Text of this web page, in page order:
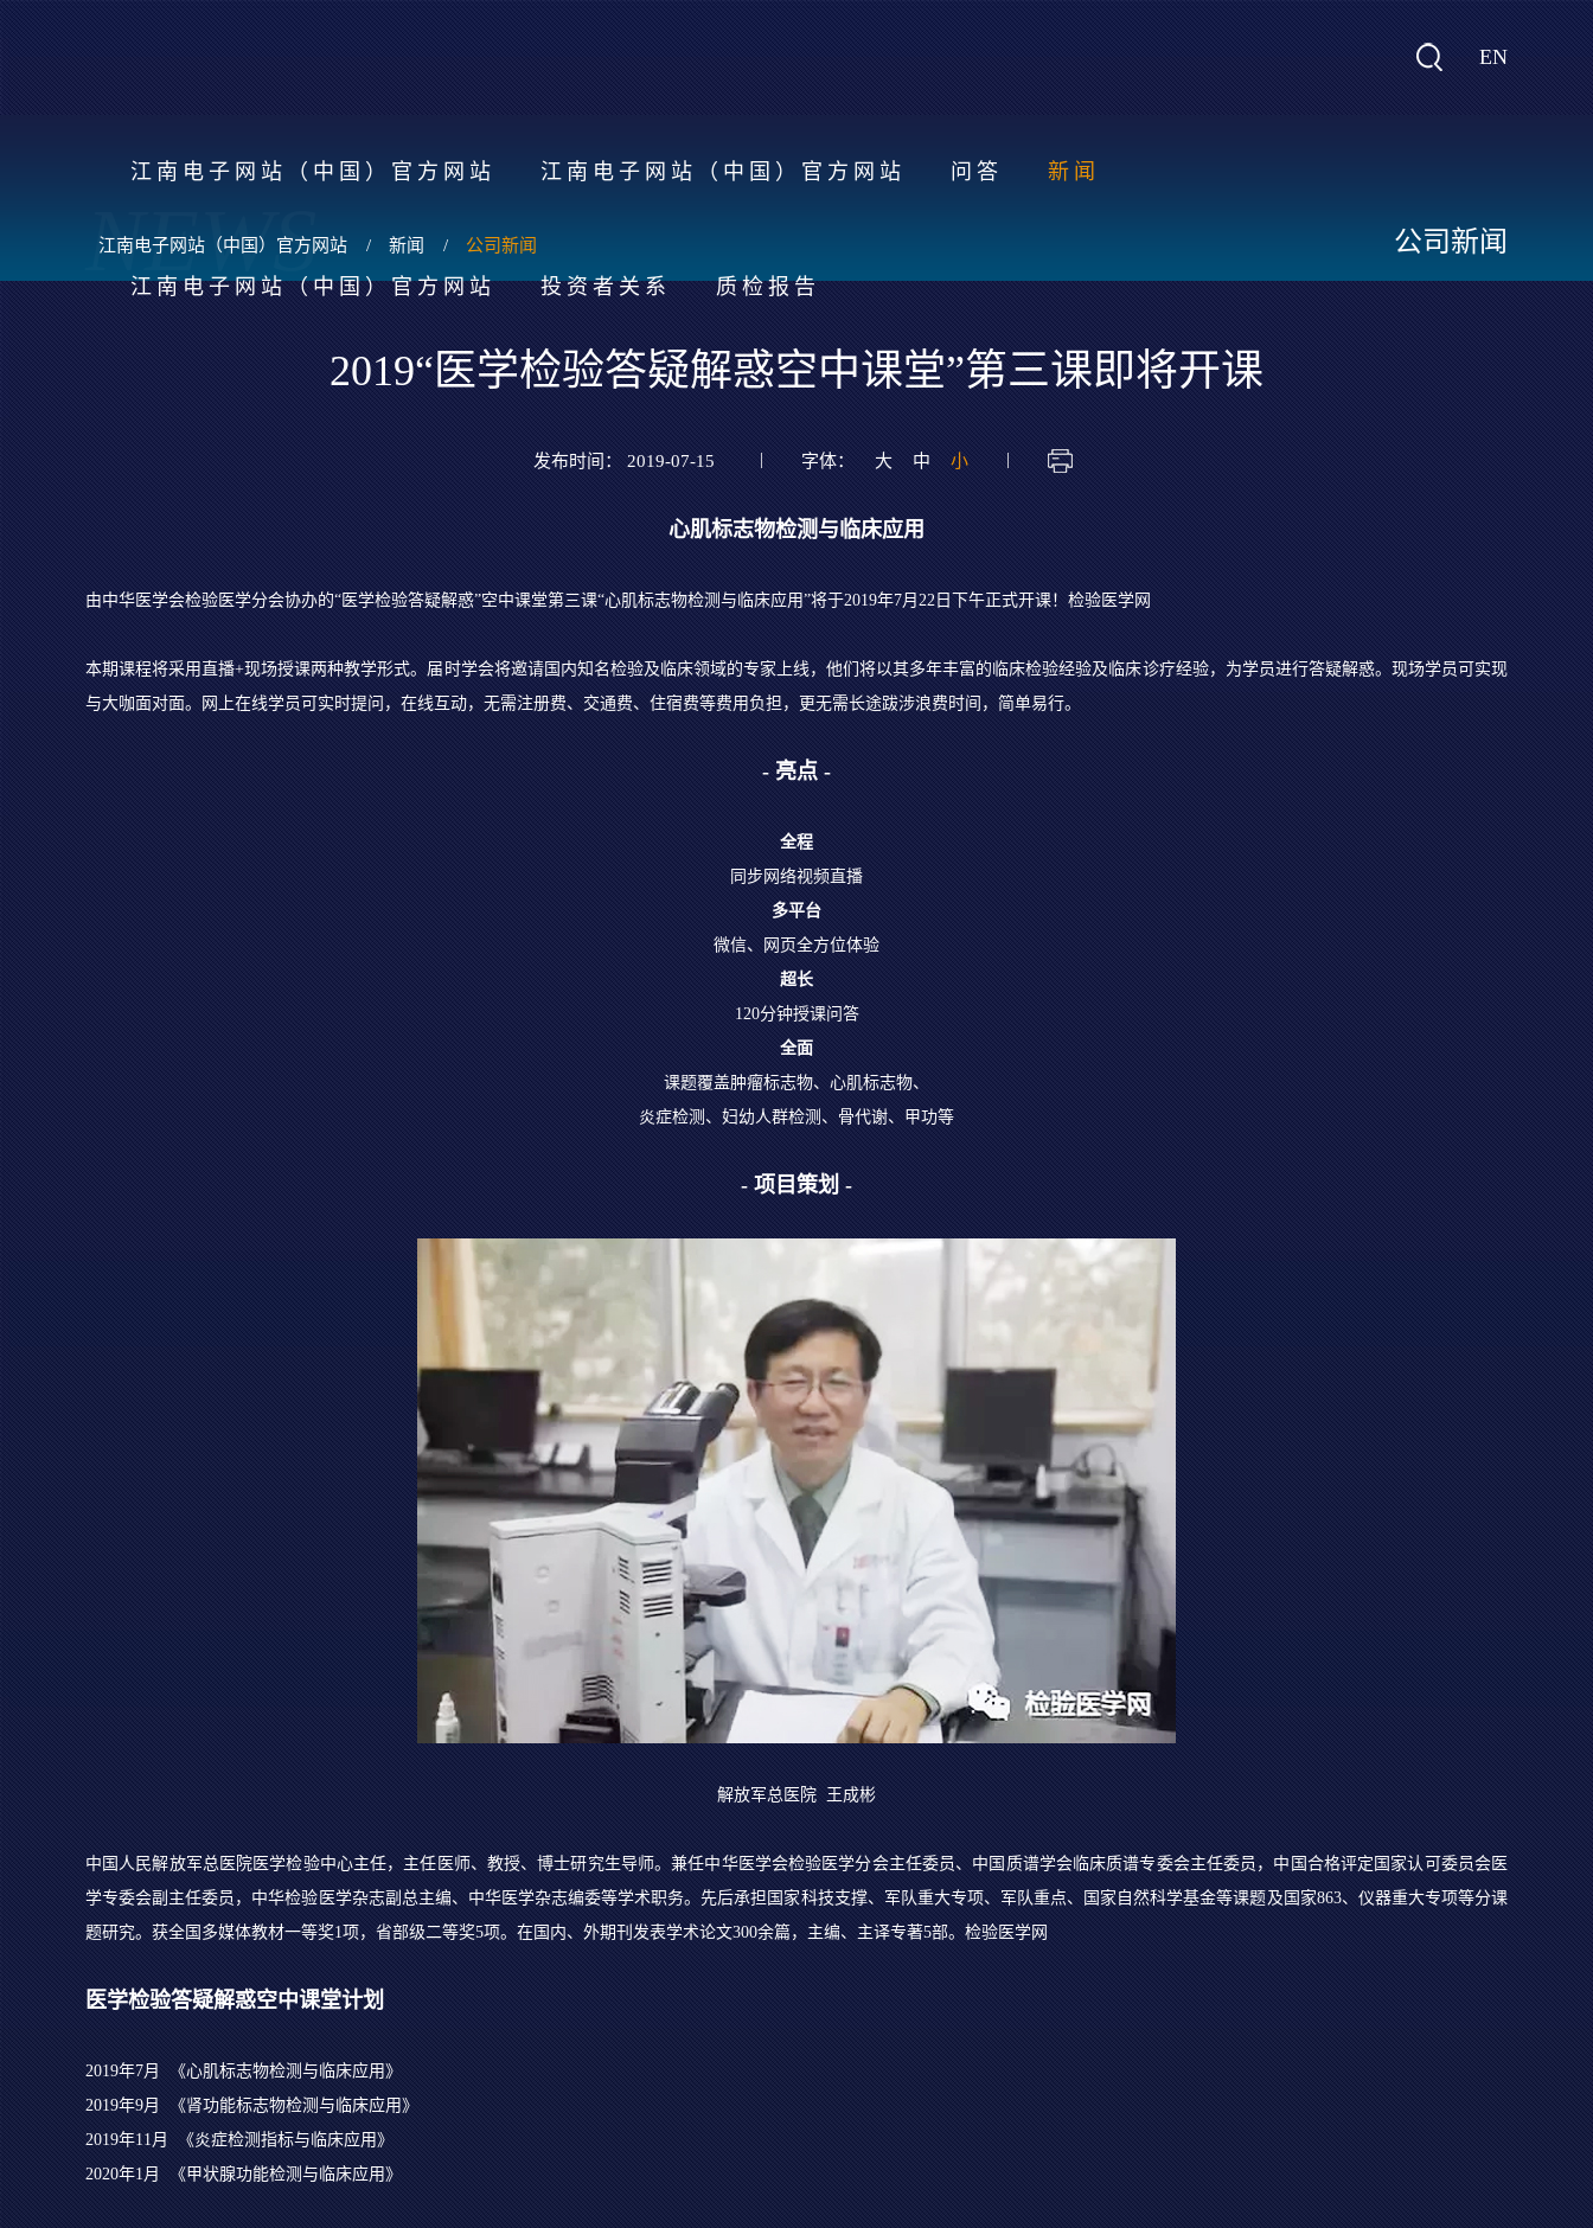
EN
江南电子网站（中国）官方网站 江南电子网站（中国）官方网站 问答 新闻
江南电子网站（中国）官方网站 投资者关系 质检报告
公司新闻
NEWS
江南电子网站（中国）官方网站 / 新闻 / 公司新闻
2019“医学检验答疑解惑空中课堂”第三课即将开课
发布时间： 2019-07-15 | 字体： 大 中 小 |
心肌标志物检测与临床应用
由中华医学会检验医学分会协办的“医学检验答疑解惑”空中课堂第三课“心肌标志物检测与临床应用”将于2019年7月22日下午正式开课！检验医学网
本期课程将采用直播+现场授课两种教学形式。届时学会将邀请国内知名检验及临床领域的专家上线，他们将以其多年丰富的临床检验经验及临床诊疗经验，为学员进行答疑解惑。现场学员可实现
与大咖面对面。网上在线学员可实时提问，在线互动，无需注册费、交通费、住宿费等费用负担，更无需长途跋涉浪费时间，简单易行。
- 亮点 -
全程
同步网络视频直播
多平台
微信、网页全方位体验
超长
120分钟授课问答
全面
课题覆盖肿瘤标志物、心肌标志物、
炎症检测、妇幼人群检测、骨代谢、甲功等
- 项目策划 -
解放军总医院 王成彬
中国人民解放军总医院医学检验中心主任，主任医师、教授、博士研究生导师。兼任中华医学会检验医学分会主任委员、中国质谱学会临床质谱专委会主任委员，中国合格评定国家认可委员会医
学专委会副主任委员，中华检验医学杂志副总主编、中华医学杂志编委等学术职务。先后承担国家科技支撑、军队重大专项、军队重点、国家自然科学基金等课题及国家863、仪器重大专项等分课
题研究。获全国多媒体教材一等奖1项，省部级二等奖5项。在国内、外期刊发表学术论文300余篇，主编、主译专著5部。检验医学网
医学检验答疑解惑空中课堂计划
2019年7月 《心肌标志物检测与临床应用》
2019年9月 《肾功能标志物检测与临床应用》
2019年11月 《炎症检测指标与临床应用》
2020年1月 《甲状腺功能检测与临床应用》